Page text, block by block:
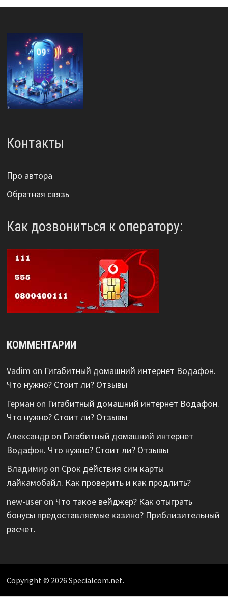
Контакты
Про автора
Обратная связь
Как дозвониться к оператору:
КОММЕНТАРИИ
Vadim on Гигабитный домашний интернет Водафон.
Что нужно? Стоит ли? Отзывы
Герман on Гигабитный домашний интернет Водафон.
Что нужно? Стоит ли? Отзывы
Александрon Гигабитный домашний интернет
Водафон. Что нужно? Стоит ли? Отзывы
Владимирon Срок действия сим карты
лайкамобайл. Как проверить и как продлить?
new-useron Что такое вейджер? Как отыграть
бонусы предоставляемые казино? Приблизительный
расчет.
Copyright © 2026 Specialcom.net.